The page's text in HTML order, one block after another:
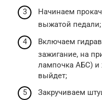
Начинаем
выжатой педали;
Включаем
зажигание, на
лампочка АБС) и
выйдет;
Закручиваем